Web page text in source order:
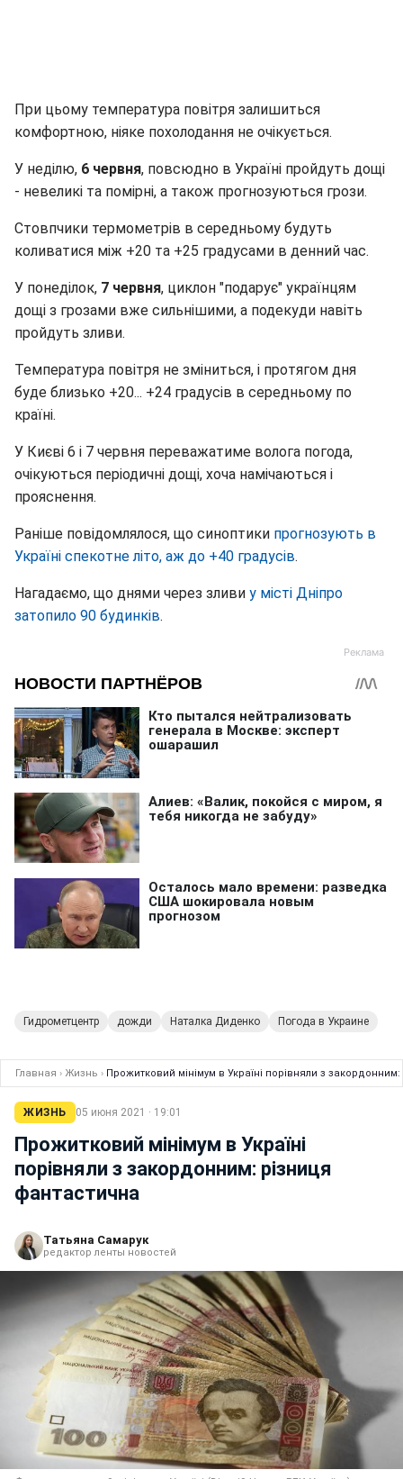
При цьому температура повітря залишиться
комфортною, ніяке похолодання не очікується.
У неділю, 6 червня, повсюдно в Україні пройдуть дощі
- невеликі та помірні, а також прогнозуються грози.
Стовпчики термометрів в середньому будуть
коливатися між +20 та +25 градусами в денний час.
У понеділок, 7 червня, циклон "подарує" українцям
дощі з грозами вже сильнішими, а подекуди навіть
пройдуть зливи.
Температура повітря не зміниться, і протягом дня
буде близько +20... +24 градусів в середньому по
країні.
У Києві 6 і 7 червня переважатиме волога погода,
очікуються періодичні дощі, хоча намічаються і
прояснення.
Раніше повідомлялося, що синоптики прогнозують в
Україні спекотне літо, аж до +40 градусів.
Нагадаємо, що днями через зливи у місті Дніпро
затопило 90 будинків.
Гидрометцентр дожди Наталка Диденко Погода в Украине
Главная › Жизнь › Прожитковий мінімум в Україні порівняли з
ЖИЗНЬ 05 июня 2021 · 19:01
Прожитковий мінімум в Україні
порівняли з закордонним: різниця
фантастична
Татьяна Самарук
редактор ленты новостей